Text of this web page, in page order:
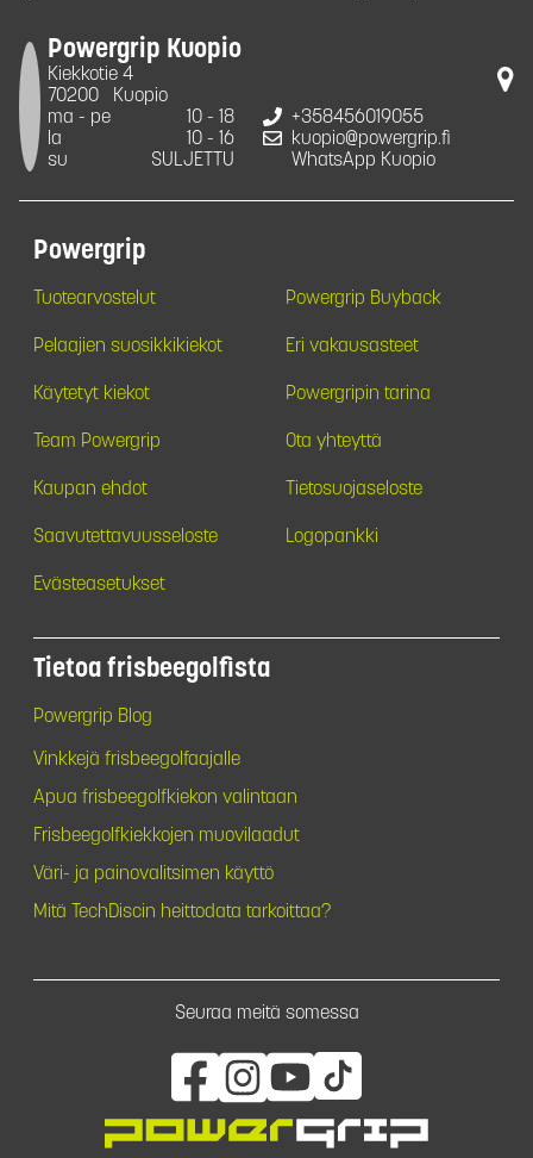
Powergrip Kuopio
Kiekkotie 4
70200
Kuopio
ma - pe
10 - 18
la
10 - 16
su
SULJETTU
+358456019055
kuopio@powergrip.fi
WhatsApp Kuopio
Powergrip
Tuotearvostelut Powergrip Buyback
Pelaajien suosikkikiekot Eri vakausasteet
Käytetyt kiekot Powergripin tarina
Team Powergrip Ota yhteyttä
Kaupan ehdot Tietosuojaseloste
Saavutettavuusseloste Logopankki
Evästeasetukset
Tietoa frisbeegolfista
Powergrip Blog
Vinkkejä frisbeegolfaajalle
Apua frisbeegolfkiekon valintaan
Frisbeegolfkiekkojen muovilaadut
Väri- ja painovalitsimen käyttö
Mitä TechDiscin heittodata tarkoittaa?
Seuraa meitä somessa